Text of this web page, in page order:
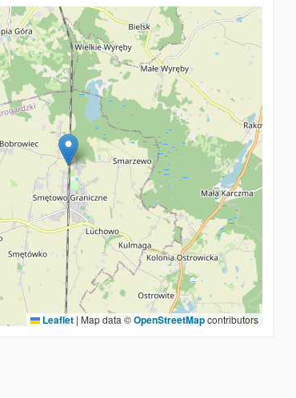
Leaflet | Map data ©OpenStreetMapcontributors